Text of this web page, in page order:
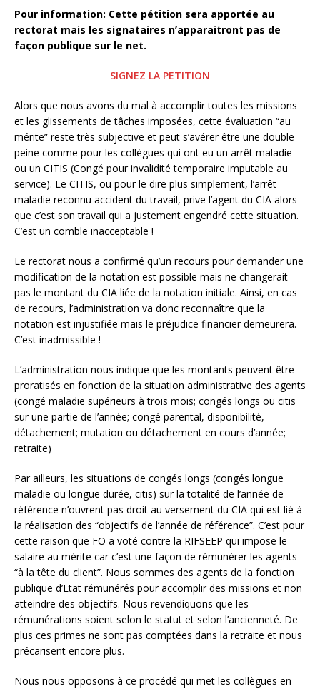
Pour information: Cette pétition sera apportée au
rectorat mais les signataires n’apparaitront pas de
façon publique sur le net.
SIGNEZ LA PETITION
Alors que nous avons du mal à accomplir toutes les missions
et les glissements de tâches imposées, cette évaluation “au
mérite” reste très subjective et peut s’avérer être une double
peine comme pour les collègues qui ont eu un arrêt maladie
ou un CITIS (Congé pour invalidité temporaire imputable au
service). Le CITIS, ou pour le dire plus simplement, l’arrêt
maladie reconnu accident du travail, prive l’agent du CIA alors
que c’est son travail qui a justement engendré cette situation.
C’est un comble inacceptable !
Le rectorat nous a confirmé qu’un recours pour demander une
modification de la notation est possible mais ne changerait
pas le montant du CIA liée de la notation initiale. Ainsi, en cas
de recours, l’administration va donc reconnaître que la
notation est injustifiée mais le préjudice financier demeurera.
C’est inadmissible !
L’administration nous indique que les montants peuvent être
proratisés en fonction de la situation administrative des agents
(congé maladie supérieurs à trois mois; congés longs ou citis
sur une partie de l’année; congé parental, disponibilité,
détachement; mutation ou détachement en cours d’année;
retraite)
Par ailleurs, les situations de congés longs (congés longue
maladie ou longue durée, citis) sur la totalité de l’année de
référence n’ouvrent pas droit au versement du CIA qui est lié à
la réalisation des “objectifs de l’année de référence”. C’est pour
cette raison que FO a voté contre la RIFSEEP qui impose le
salaire au mérite car c’est une façon de rémunérer les agents
“à la tête du client”. Nous sommes des agents de la fonction
publique d’Etat rémunérés pour accomplir des missions et non
atteindre des objectifs. Nous revendiquons que les
rémunérations soient selon le statut et selon l’ancienneté. De
plus ces primes ne sont pas comptées dans la retraite et nous
précarisent encore plus.
Nous nous opposons à ce procédé qui met les collègues en